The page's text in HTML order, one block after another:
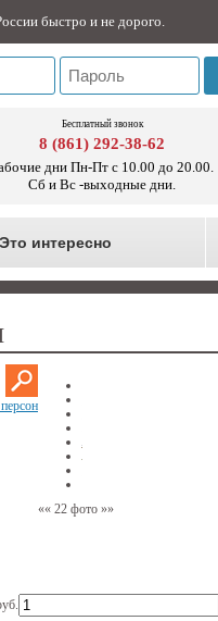
быстро и не дорого.
Бесплатный звонок
8 (861) 292-38-62
дни Пн-Пт с 10.00 до 20.00.
Сб и Вс -выходные дни.
Это интересно
«« 22 фото »»